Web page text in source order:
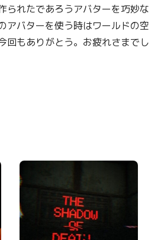
られたであろうアバターを巧妙な
アバターを使う時はワールドの空
回もありがとう。お疲れさまでし